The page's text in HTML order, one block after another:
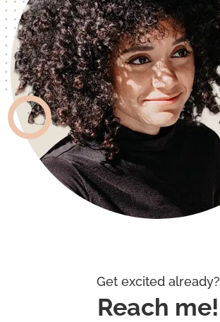
Get excited already?
Reach me!